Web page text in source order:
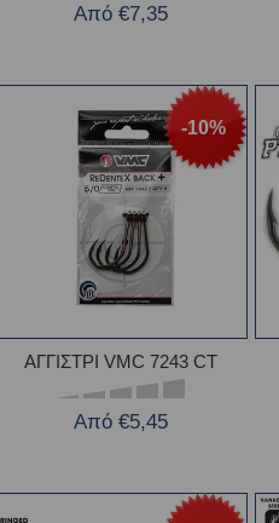
Από €7,35
-10%
ΑΓΓΙΣΤΡΙ VMC 7243 CT
Από €5,45